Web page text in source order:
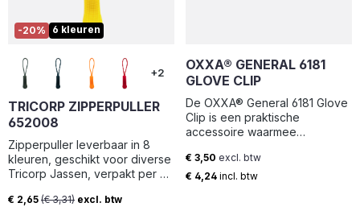
-20% 6 kleuren
+2
TRICORP ZIPPERPULLER
652008
Zipperpuller leverbaar in 8
kleuren, geschikt voor diverse
Tricorp Jassen, verpakt per 5
€ 2,65 (€ 3,31) excl. btw
OXXA® GENERAL 6181
GLOVE CLIP
De OXXA® General 6181 Glove
Clip is een praktische
accessoire waarmee
binnen handbereik blijven. De
clip is eenvoudig te
Normale prijs:
€ 3,50 excl. btw
€ 4,24 incl. btw